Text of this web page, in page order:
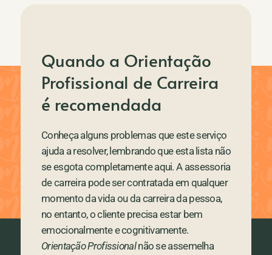
Quando a Orientação
Profissional de Carreira
é recomendada
Conheça alguns problemas que este serviço
ajuda a resolver, lembrando que esta lista não
se esgota completamente aqui. A assessoria
de carreira pode ser contratada em qualquer
momento da vida ou da carreira da pessoa,
no entanto, o cliente precisa estar bem
emocionalmente e cognitivamente.
Orientação Profissionalnão se assemelha